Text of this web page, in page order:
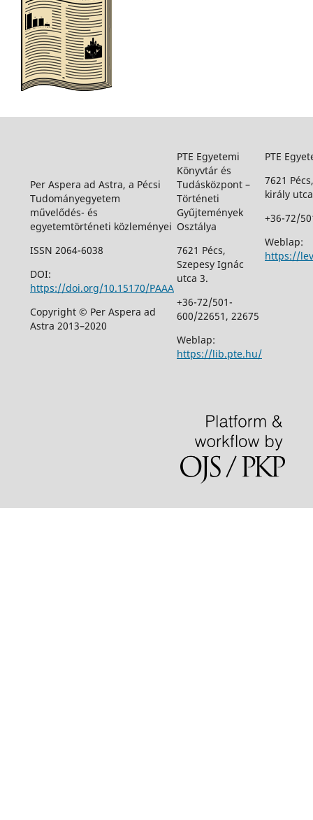
Per Aspera ad Astra, a Pécsi
Tudományegyetem
művelődés- és
egyetemtörténeti közleményei
ISSN 2064-6038
DOI:
https://doi.org/10.15170/PAAA
Copyright © Per Aspera ad
Astra 2013–2020
PTE Egyetemi
Könyvtár és
Tudásközpont –
Történeti
Gyűjtemények
Osztálya
7621 Pécs,
Szepesy Ignác
utca 3.
+36-72/501-
600/22651, 22675
Weblap:
https://lib.pte.hu/
PTE
7621
király
+36-72/
Weblap:
https://